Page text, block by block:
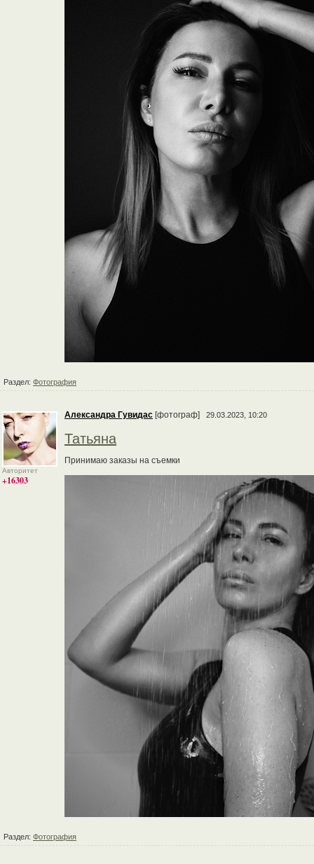
Раздел: Фотография
Авторитет
+16303
Александра Гувидас [фотограф] 29.03.2023, 10:20
Татьяна
Принимаю заказы на съемки
Раздел: Фотография